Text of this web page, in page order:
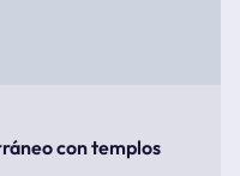
con templos